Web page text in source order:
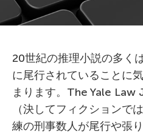
20世紀の推理小説の多く
に尾行されていることに
まります。The Yale Law
（決してフィクションで
練の刑事数人が尾行や張